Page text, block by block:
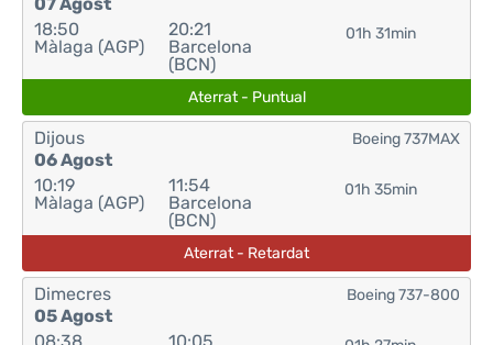
18:50
Màlaga (AGP)
20:21
Barcelona
(BCN)
01h 31min
Aterrat - Puntual
Dijous
06 Agost
10:19
Màlaga (AGP)
11:54
Barcelona
(BCN)
01h 35min
Boeing 737MAX
Aterrat - Retardat
Dimecres
05 Agost
Boeing 737-800